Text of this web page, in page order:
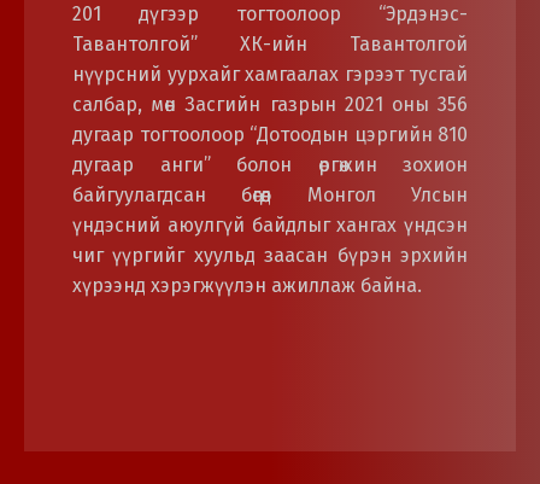
201 дүгээр тогтоолоор “Эрдэнэс-
Тавантолгой” ХК-ийн Тавантолгой
нүүрсний уурхайг хамгаалах гэрээт тусгай
салбар, мөн Засгийн газрын 2021 оны 356
дугаар тогтоолоор “Дотоодын цэргийн 810
дугаар анги” болон өргөжин зохион
байгуулагдсан бөгөөд Монгол Улсын
үндэсний аюулгүй байдлыг хангах үндсэн
чиг үүргийг хуульд заасан бүрэн эрхийн
хүрээнд хэрэгжүүлэн ажиллаж байна.